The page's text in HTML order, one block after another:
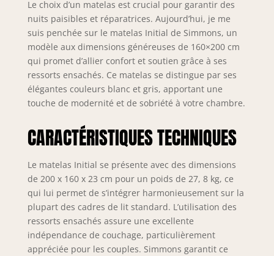
Le choix d’un matelas est crucial pour garantir des
nuits paisibles et réparatrices. Aujourd’hui, je me
suis penchée sur le matelas Initial de Simmons, un
modèle aux dimensions généreuses de 160×200 cm
qui promet d’allier confort et soutien grâce à ses
ressorts ensachés. Ce matelas se distingue par ses
élégantes couleurs blanc et gris, apportant une
touche de modernité et de sobriété à votre chambre.
CARACTÉRISTIQUES TECHNIQUES
Le matelas Initial se présente avec des dimensions
de 200 x 160 x 23 cm pour un poids de 27, 8 kg, ce
qui lui permet de s’intégrer harmonieusement sur la
plupart des cadres de lit standard. L’utilisation des
ressorts ensachés assure une excellente
indépendance de couchage, particulièrement
appréciée pour les couples. Simmons garantit ce